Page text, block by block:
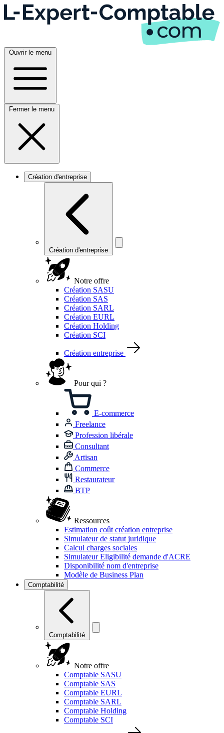
Ouvrir le menu
Fermer le menu
Création d'entreprise
Création d'entreprise
Notre offre
Création SASU
Création SAS
Création SARL
Création EURL
Création Holding
Création SCI
Création entreprise
Pour qui ?
E-commerce
Freelance
Profession libérale
Consultant
Artisan
Commerce
Restaurateur
BTP
Ressources
Estimation coût création entreprise
Simulateur de statut juridique
Calcul charges sociales
Simulateur Eligibilité demande d'ACRE
Disponibilité nom d'entreprise
Modèle de Business Plan
Comptabilité
Comptabilité
Notre offre
Comptable SASU
Comptable SAS
Comptable EURL
Comptable SARL
Comptable Holding
Comptable SCI